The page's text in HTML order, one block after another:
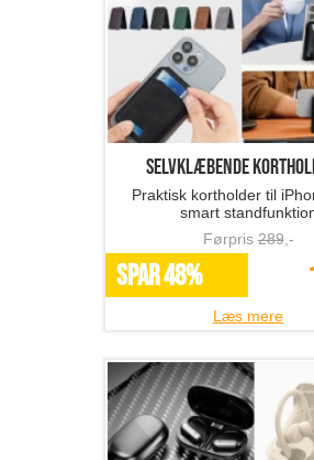
Selvklæbende
Praktisk kortholder til
smart
Førpris289,-
SPAR 48%
Læs mere